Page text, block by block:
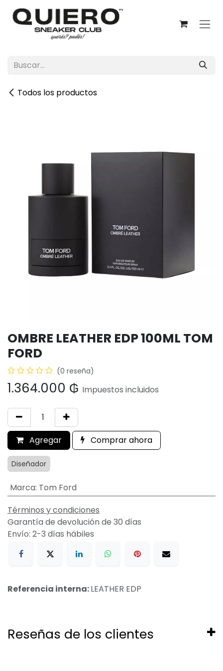
Ir al contenido
Todos los productos
OMBRE LEATHER EDP 100ML TOM
FORD
(0 reseña)
1.364.000 ₲ Impuestos incluidos
Agregar Comprar ahora
Diseñador
Marca: Tom Ford
Términos y condiciones
Garantía de devolución de 30 días
Envío: 2-3 días hábiles
Referencia interna:LEATHER EDP
Reseñas de los clientes